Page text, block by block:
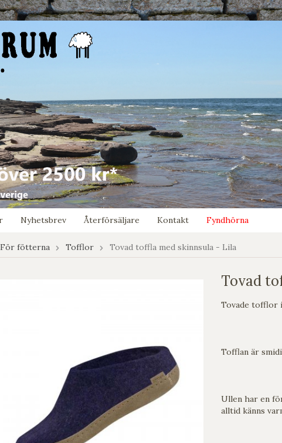
Nyhetsbrev Återförsäljare Kontakt Fyndhörna
För fötterna Tofflor Tovad toffla med skinnsula - Lila
Tovad
Tovade tofflor i
Tofflan är
Ullen har en
alltid känns